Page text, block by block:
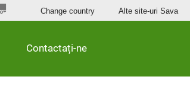
Contactați-ne
Change country Alte site-uri Sava